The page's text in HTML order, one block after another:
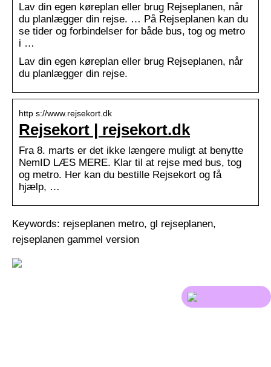
Lav din egen køreplan eller brug Rejseplanen, når
du planlægger din rejse. … På Rejseplanen kan du
se tider og forbindelser for både bus, tog og metro
i …
Lav din egen køreplan eller brug Rejseplanen, når
du planlægger din rejse.
http s://www.rejsekort.dk
Rejsekort | rejsekort.dk
Fra 8. marts er det ikke længere muligt at benytte
NemID LÆS MERE. Klar til at rejse med bus, tog
og metro. Her kan du bestille Rejsekort og få
hjælp, …
Keywords: rejseplanen metro, gl rejseplanen,
rejseplanen gammel version